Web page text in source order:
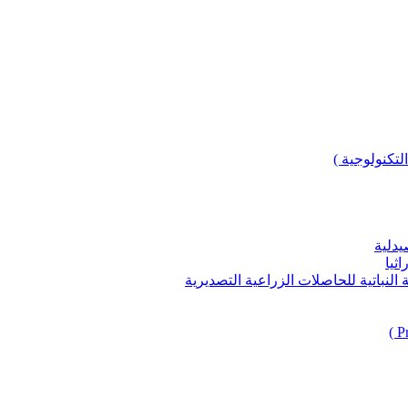
)
للحاصلات الزراعية التصديرية